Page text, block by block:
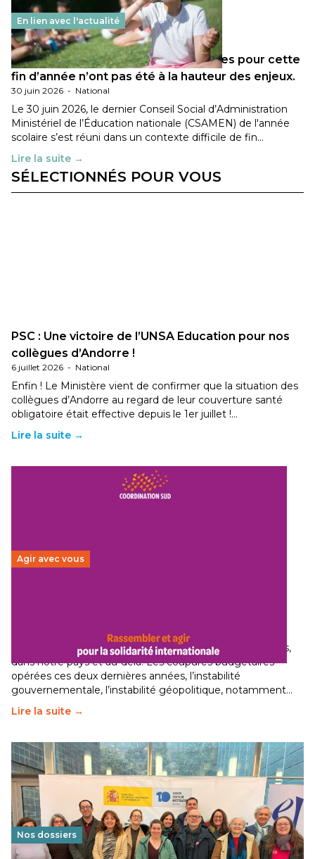
En lien avec l'actualité
Les décisions ministérielles attendues pour cette
fin d’année n’ont pas été à la hauteur des enjeux.
30 juin 2026 - National
Le 30 juin 2026, le dernier Conseil Social d’Administration
Ministériel de l’Éducation nationale (CSAMEN) de l'année
scolaire s’est réuni dans un contexte difficile de fin…
Lire la suite →
SÉLECTIONNÉS POUR VOUS
PSC : Une victoire de l’UNSA Education pour nos
collègues d’Andorre !
6 juillet 2026 - National
Enfin ! Le Ministère vient de confirmer que la situation des
collègues d’Andorre au regard de leur couverture santé
obligatoire était effective depuis le 1er juillet !…
Lire la suite →
Agir avec vous
Le secteur humanitaire connaît des difficultés profondes,
dans notre pays et au-delà. Les coupures budgétaires
opérées ces deux dernières années, l’instabilité
gouvernementale, l’instabilité géopolitique, notamment…
Lire la suite →
Nos dossiers